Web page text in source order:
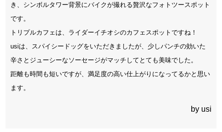
き、シンボルタワー背景にバイクが撮れる贅沢なフォトツースポット
です。
トリプルカフェは、ライダーイチオシのカフェスポットですね！
usiは、スパイシードッグをいただきましたが、少しパンチの効いた
辛さとジューシーなソーセージがマッチしてとても美味でした。
距離も時間も短いですが、満足度の高い仕上がりになってるかと思い
ます。
by usi